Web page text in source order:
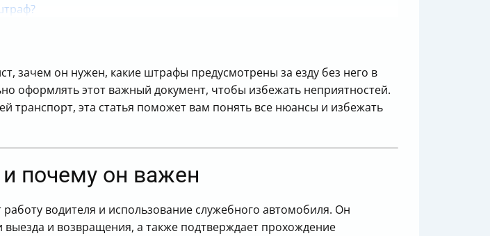
зачем он нужен, какие штрафы предусмотрены за езду без него в
оформлять этот важный документ, чтобы избежать неприятностей.
транспорт, эта статья поможет вам понять все нюансы и избежать
и почему он важен
водителя и использование служебного автомобиля. Он
и возвращения, а также подтверждает прохождение